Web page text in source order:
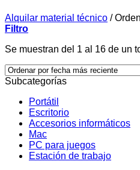
Alquilar material técnico /
Filtro
Se muestran del 1 al 16 de un
Subcategorías
Portátil
Escritorio
Accesorios informáticos
Mac
PC para juegos
Estación de trabajo